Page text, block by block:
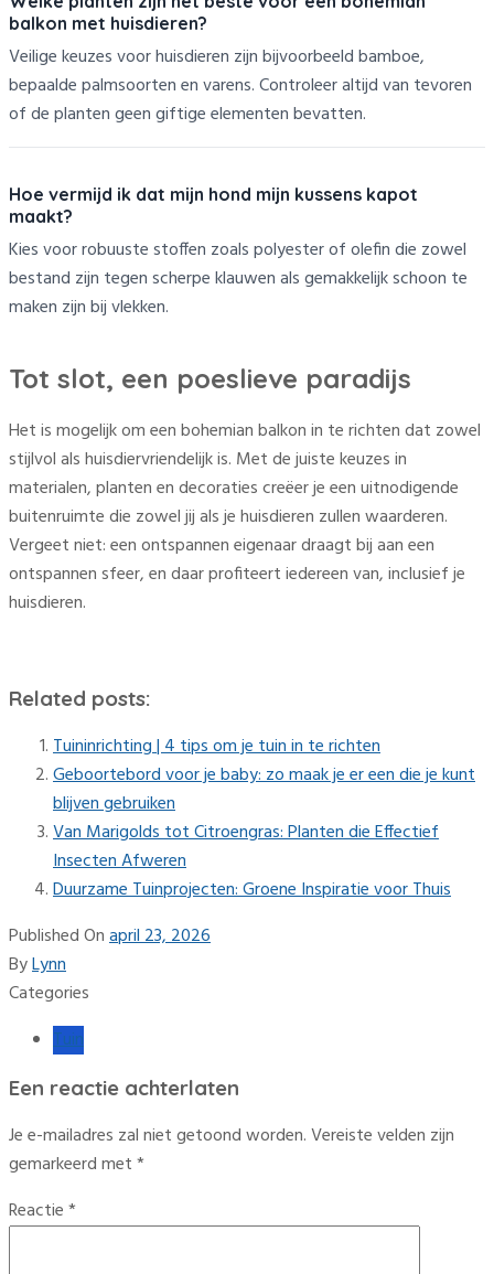
balkon met huisdieren?
Veilige keuzes voor huisdieren zijn bijvoorbeeld bamboe,
bepaalde palmsoorten en varens. Controleer altijd van tevoren
of de planten geen giftige elementen bevatten.
Hoe vermijd ik dat mijn hond mijn kussens kapot
maakt?
Kies voor robuuste stoffen zoals polyester of olefin die zowel
bestand zijn tegen scherpe klauwen als gemakkelijk schoon te
maken zijn bij vlekken.
Tot slot, een poeslieve paradijs
Het is mogelijk om een bohemian balkon in te richten dat zowel
stijlvol als huisdiervriendelijk is. Met de juiste keuzes in
materialen, planten en decoraties creëer je een uitnodigende
buitenruimte die zowel jij als je huisdieren zullen waarderen.
Vergeet niet: een ontspannen eigenaar draagt bij aan een
ontspannen sfeer, en daar profiteert iedereen van, inclusief je
huisdieren.
Related posts:
Tuininrichting | 4 tips om je tuin in te richten
Geboortebord voor je baby: zo maak je er een die je kunt
blijven gebruiken
Van Marigolds tot Citroengras: Planten die Effectief
Insecten Afweren
Duurzame Tuinprojecten: Groene Inspiratie voor Thuis
Published Onapril 23, 2026
ByLynn
Categories
Tuin
Een reactie achterlaten
Je e-mailadres zal niet getoond worden.Vereiste velden zijn
gemarkeerd met*
Reactie*